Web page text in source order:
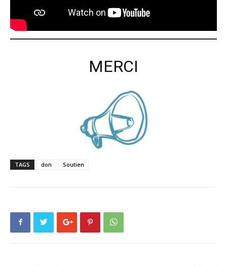
MERCI
TAGS don Soutien